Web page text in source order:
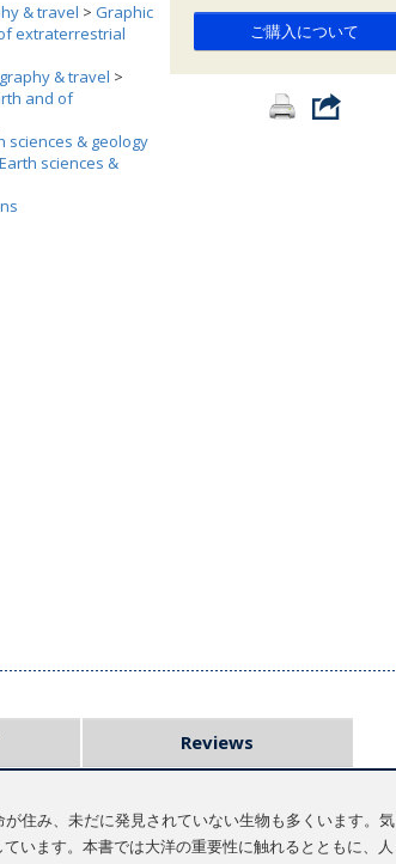
& travel > Graphic
extraterrestrial
& travel >
and of
sciences & geology
Earth sciences &
ご購入について
Reviews
住み、未だに発見されていない生物も多くいます。気
います。本書では大洋の重要性に触れるとともに、人